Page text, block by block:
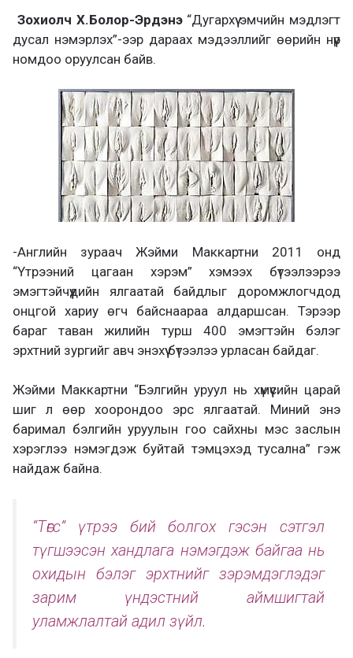
Зохиолч Х.Болор-Эрдэнэ“Дугархүү эмчийн мэдлэгт
дусал нэмэрлэх”-ээр дараах мэдээллийг өөрийн нүүр
номдоо оруулсан байв.
-Английн зураач Жэйми Маккартни 2011 онд
“Үтрээний цагаан хэрэм” хэмээх бүтээлээрээ
эмэгтэйчүүдийн ялгаатай байдлыг доромжлогчдод
онцгой хариу өгч байснаараа алдаршсан. Тэрээр
бараг таван жилийн турш 400 эмэгтэйн бэлэг
эрхтний зургийг авч энэхүү бүтээлээ урласан байдаг.
Жэйми Маккартни “Бэлгийн уруул нь хүмүүсийн царай
шиг л өөр хоорондоо эрс ялгаатай. Миний энэ
баримал бэлгийн уруулын гоо сайхны мэс заслын
хэрэглээ нэмэгдэж буйтай тэмцэхэд тусална” гэж
найдаж байна.
“Төгс” үтрээ бий болгох гэсэн сэтгэл
түгшээсэн хандлага нэмэгдэж байгаа нь
охидын бэлэг эрхтнийг зэрэмдэглэдэг
зарим үндэстний аймшигтай
уламжлалтай адил зүйл.